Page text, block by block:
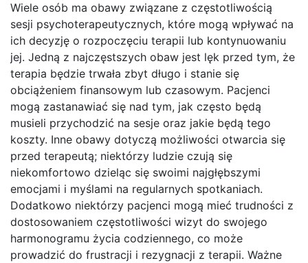
Wiele osób ma obawy związane z częstotliwością
sesji psychoterapeutycznych, które mogą wpływać na
ich decyzję o rozpoczęciu terapii lub kontynuowaniu
jej. Jedną z najczęstszych obaw jest lęk przed tym, że
terapia będzie trwała zbyt długo i stanie się
obciążeniem finansowym lub czasowym. Pacjenci
mogą zastanawiać się nad tym, jak często będą
musieli przychodzić na sesje oraz jakie będą tego
koszty. Inne obawy dotyczą możliwości otwarcia się
przed terapeutą; niektórzy ludzie czują się
niekomfortowo dzieląc się swoimi najgłębszymi
emocjami i myślami na regularnych spotkaniach.
Dodatkowo niektórzy pacjenci mogą mieć trudności z
dostosowaniem częstotliwości wizyt do swojego
harmonogramu życia codziennego, co może
prowadzić do frustracji i rezygnacji z terapii. Ważne